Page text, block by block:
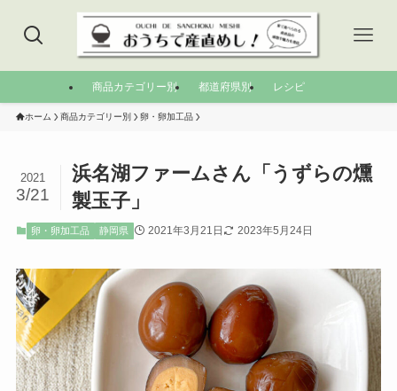
商品カテゴリー別 都道府県別 レシピ
ホーム 商品カテゴリー別 卵・卵加工品
浜名湖ファームさん「うずらの燻
製玉子」
2021
3/21
卵・卵加工品 静岡県 2021年3月21日 2023年5月24日